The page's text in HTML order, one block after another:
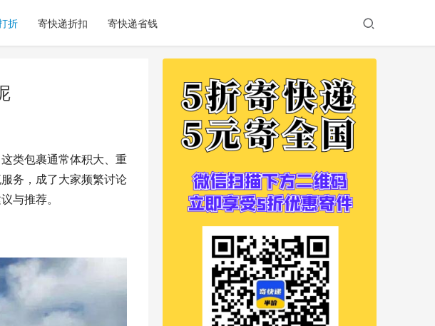
折 寄快递折扣 寄快递省钱
类包裹通常体积大、重
务，成了大家频繁讨论
与推荐。